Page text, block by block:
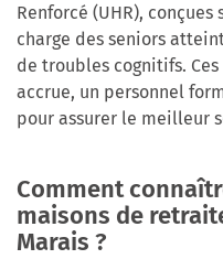
Renforcé (UHR),
charge des seniors
de troubles cognitifs.
accrue, un personnel
pour assurer le meilleur
Comment
maisons de
Marais ?